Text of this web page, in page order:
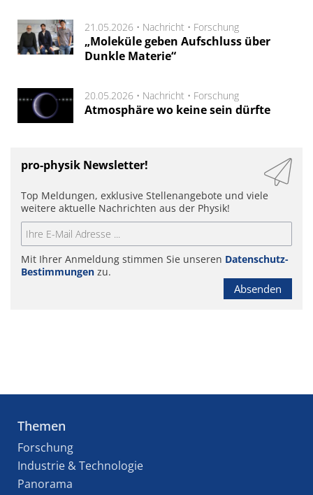
21.05.2026 • Nachricht • Forschung
„Moleküle geben Aufschluss über
Dunkle Materie“
20.05.2026 • Nachricht • Forschung
Atmosphäre wo keine sein dürfte
pro-physik Newsletter!
Top Meldungen, exklusive Stellenangebote und viele
weitere aktuelle Nachrichten aus der Physik!
Mit Ihrer Anmeldung stimmen Sie unseren Datenschutz-
Bestimmungen zu.
Absenden
Themen
Forschung
Industrie & Technologie
Panorama